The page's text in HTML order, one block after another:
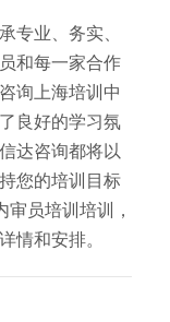
专业、务实、
和每一家合作
询上海培训中
良好的学习氛
达咨询都将以
您的培训目标
员培训培训，
情和安排。